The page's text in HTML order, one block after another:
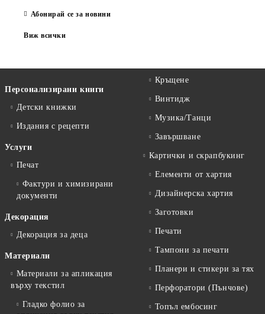
Абонирай се за новини
Виж всички
Персонализирани книги
Детски книжки
Издания с рецепти
Услуги
Печат
Фактури и химизирани
документи
Декорация
Декорация за деца
Материали
Материали за апликация
върху текстил
Гладко фолио за
Кръщене
Винтидж
Музика/Танци
Завършване
Картички и скрапбукинг
Елементи от хартия
Дизайнерска хартия
Заготовки
Печати
Тампони за печати
Планери и стикери за тях
Перфоратори (Пънчове)
Топъл ембосинг